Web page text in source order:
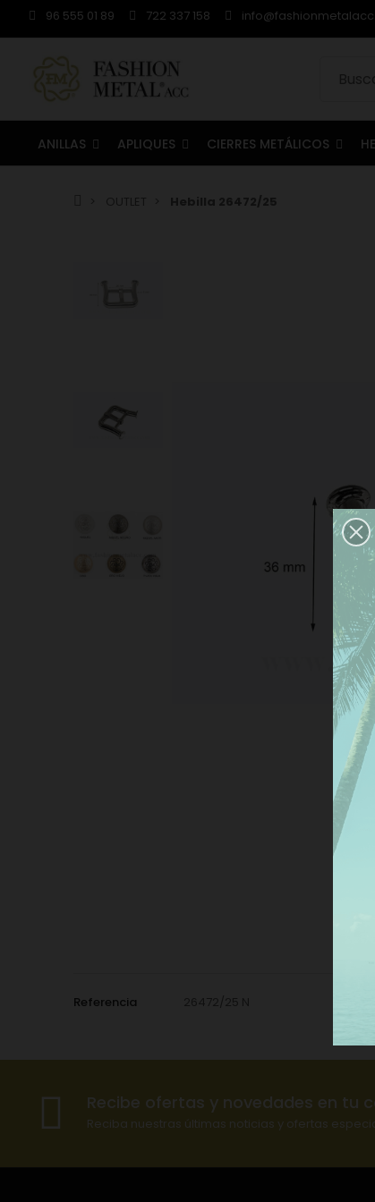
96 555 01 89 722 337 158
ANILLAS APLIQUES CIERRES METÁLICOS
Referencia
Recibe ofertas y novedades en tu
Reciba nuestras últimas noticias y ofertas